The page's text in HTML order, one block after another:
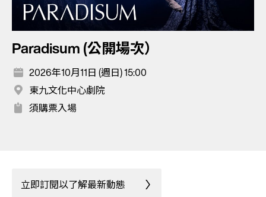
Paradisum (公開場次）
2026年10月11日 (週日) 15:00
東九文化中心劇院
須購票入場
立即訂閱以了解最新動態